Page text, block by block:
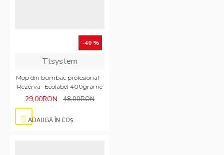
-40 %
Ttsystem
Mop din bumbac profesional -
Rezerva- Ecolabel 400grame
29,00RON 48,00RON
ADAUGĂ ÎN COŞ